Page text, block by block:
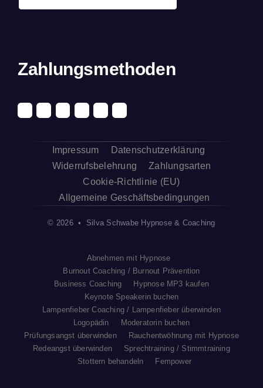
Zahlungsmethoden
Impressum
Datenschutzerklärung
Widerrufsbelehrung
Zahlungsarten
Cookie-Richtlinie (EU)
Allgemeine Geschäftsbedingungen
© 2026 • Silva Schwabe Hypnose & Coaching
Abnehmen mit Hypnose
Burnout Coaching / Burnout Prävention
Business Coaching
Hypnose MP3 kaufen
Keynote Speakerin buchen
Lampenfieber Coaching / Lampenfieber überwinden
Logopädin
Moderatorin buchen
Prüfungsangst überwinden
Rauchentwöhnung mit Hypnose
Redeangst überwinden
Sprechtraining / Stimmtraining
Stottern behandeln
Fempower